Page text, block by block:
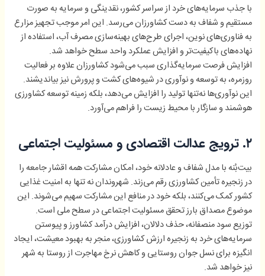
با جذب سرمایه‌های خرد از سراسر کشور، نقدینگی و سرمایه به صورت
مستقیم و شفاف به دست کشاورزان می‌رسد. این امر موجب تجهیز مزارع
به فناوری‌های نوین، اجرای طرح‌های بهینه‌سازی مصرف آب، استفاده از
نهاده‌های باکیفیت‌تر و افزایش عملکرد واحد سطح خواهد شد.
افزایش فرصت سرمایه‌گذاری سبب می‌شود کشاورزان علاوه بر فعالیت
روزمره، به توسعه و نوآوری در شیوه‌های کشت و پرورش نیز بیاندیشند.
این نوآوری‌ها نه‌تنها تولید را افزایش می‌دهد، بلکه زمینه توسعه کشاورزی
هوشمند و سازگار با محیط زیست را فراهم می‌آورد.
۲. ترویج عدالت اقتصادی و مسئولیت اجتماعی
بیت‌بُنه با مدل شفاف و عادلانه خود، امکان مشارکت همه اقشار جامعه را
در زنجیره تأمین کشاورزی رقم می‌زند. شهروندان نه تنها به امنیت غذایی
کشور کمک می‌کنند، بلکه خود در منافع این مشارکت سهیم می‌شوند. این
موضوع مصداق بارز تحقق مسئولیت اجتماعی در سطح ملی است.
توزیع سود منصفانه، حذف دلالان، افزایش درآمد کشاورز و پیوستن
سرمایه‌های خرد به زنجیره ارزش کشاورزی، منجر به بهبود معیشت، ایجاد
انگیزه برای نسل جوان روستایی و کاهش نرخ مهاجرت از روستا به شهر
نیز خواهد شد.